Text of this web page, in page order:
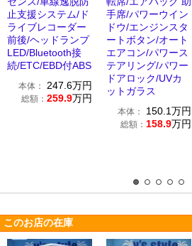
止支援システム/ド
ライブレコーダー
前後/ヘッドランプ
LED/Bluetooth接
続/ETC/EBD付ABS
本体： 247.6万円
総額： 259.9万円
手席/パワーウイン
ドウ/エンジンスタ
ートボタン/オート
エアコン/パワース
テアリング/パワー
ドアロック/UVカ
ットガラス
本体： 150.1万円
総額： 158.9万円
このお店の在庫